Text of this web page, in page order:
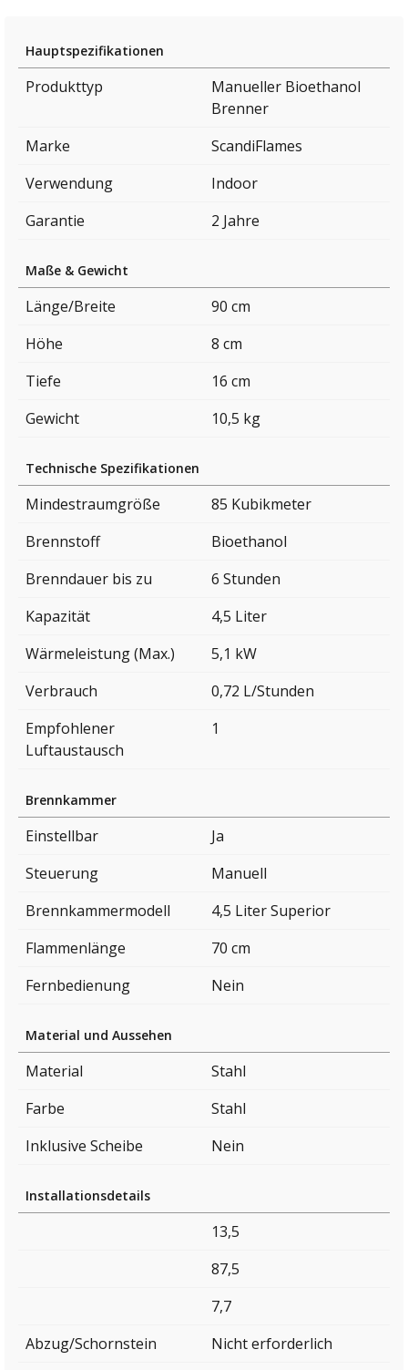
Hauptspezifikationen
Produkttyp
Manueller Bioethanol
Brenner
Marke
ScandiFlames
Verwendung
Indoor
Garantie
2 Jahre
Maße & Gewicht
Länge/Breite
90 cm
Höhe
8 cm
Tiefe
16 cm
Gewicht
10,5 kg
Technische Spezifikationen
Mindestraumgröße
85 Kubikmeter
Brennstoff
Bioethanol
Brenndauer bis zu
6 Stunden
Kapazität
4,5 Liter
Wärmeleistung (Max.)
5,1 kW
Verbrauch
0,72 L/Stunden
Empfohlener
Luftaustausch
1
Brennkammer
Einstellbar
Ja
Steuerung
Manuell
Brennkammermodell
4,5 Liter Superior
Flammenlänge
70 cm
Fernbedienung
Nein
Material und Aussehen
Material
Stahl
Farbe
Stahl
Inklusive Scheibe
Nein
Installationsdetails
13,5
87,5
7,7
Abzug/Schornstein
Nicht erforderlich